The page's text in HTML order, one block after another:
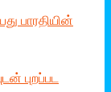
பாரதியின்
புறப்பட